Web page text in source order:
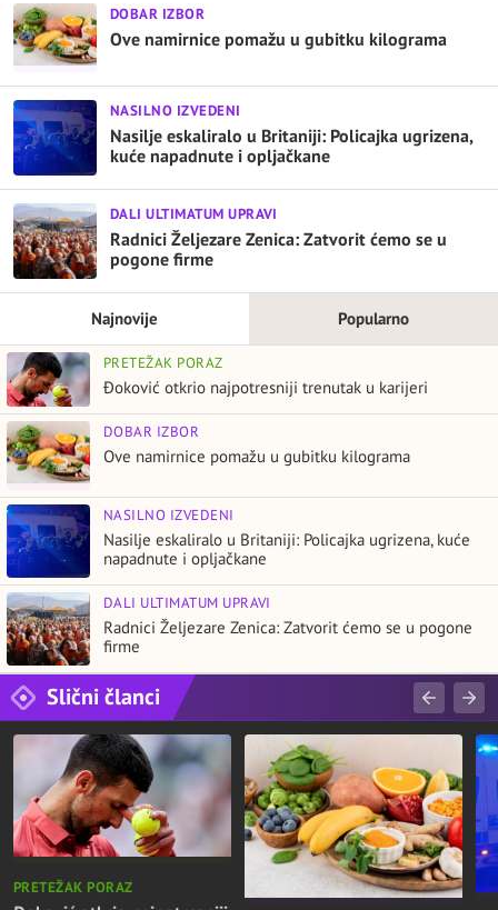
DOBAR IZBOR
Ove namirnice pomažu u gubitku kilograma
NASILNO IZVEDENI
Nasilje eskaliralo u Britaniji: Policajka ugrizena,
kuće napadnute i opljačkane
DALI ULTIMATUM UPRAVI
Radnici Željezare Zenica: Zatvorit ćemo se u
pogone firme
Najnovije Popularno
PRETEŽAK PORAZ
Đoković otkrio najpotresniji trenutak u karijeri
DOBAR IZBOR
Ove namirnice pomažu u gubitku kilograma
NASILNO IZVEDENI
Nasilje eskaliralo u Britaniji: Policajka ugrizena, kuće
napadnute i opljačkane
DALI ULTIMATUM UPRAVI
Radnici Željezare Zenica: Zatvorit ćemo se u pogone
firme
Slični članci
PRETEŽAK PORAZ